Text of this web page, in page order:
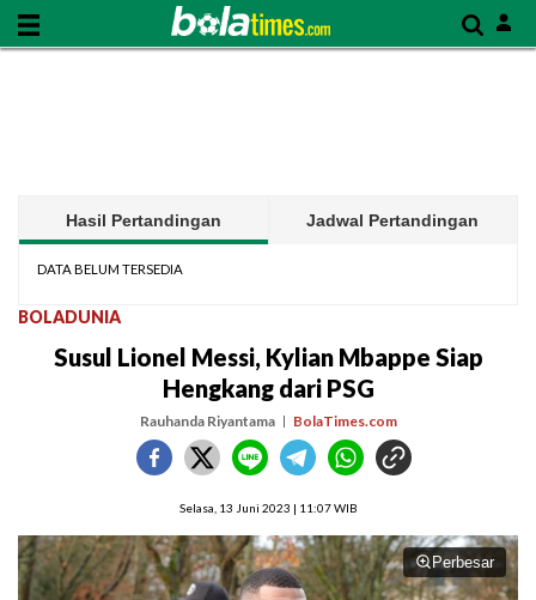
Hasil Pertandingan Jadwal Pertandingan
DATA BELUM TERSEDIA
BOLADUNIA
Susul Lionel Messi, Kylian Mbappe Siap
Hengkang dari PSG
Rauhanda Riyantama BolaTimes.com
Selasa, 13 Juni 2023 | 11:07 WIB
Perbesar